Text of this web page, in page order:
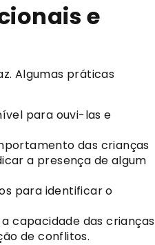
e
Algumas práticas
para ouvi-las e
das crianças
a presença de algum
para identificar o
capacidade das crianças
de conflitos.